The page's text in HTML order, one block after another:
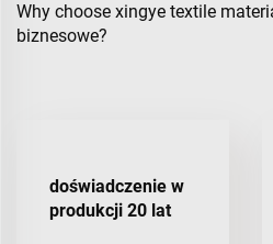
Why choose xingye textile
biznesowe?
doświadczenie w
produkcji 20 lat